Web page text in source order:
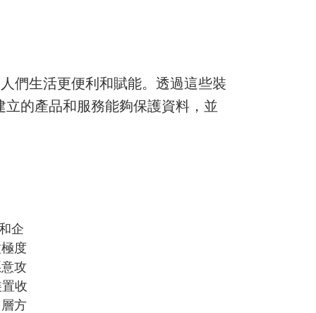
們生活更便利和賦能。透過這些裝
的產品和服務能夠保護資料，並
企
度
攻
收
方